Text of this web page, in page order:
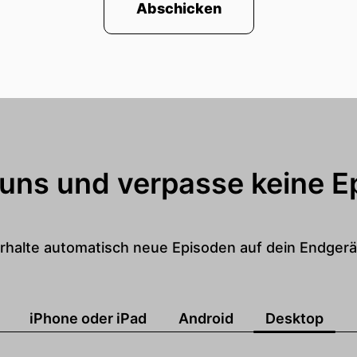
Abschicken
und verpasse keine
automatisch neue Episoden auf dein
iPhone oder iPad Android Desktop